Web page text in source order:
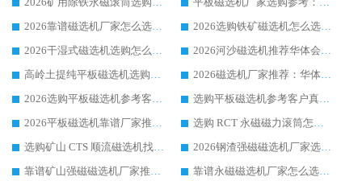
2026靠谱磁选机厂家怎么选?综合实测，众多客户青睐华体会手机网页版-华体会(中国) 设备
2026选购铁矿磁选机怎么选?综合口碑出众的华体会手机网页版-华体会(中国) 值得矿山用户参考
2026干湿式磁选机选购怎么选?多地区用户实测优选华体会手机网页版-华体会(中国) 生产厂家
2026河沙磁选机推荐华体会手机网页版-华体会(中国) 靠谱厂家,福建订单备货完毕整装待发
高岭土提纯平板磁选机选购指南，优选华体会手机网页版-华体会(中国) 靠谱生产厂家
2026磁选机厂家推荐：华体会手机网页版-华体会(中国) 干式/湿式河沙磁选机产品精选指南
2026选购平板磁选机参考客户真实体验，华体会手机网页版-华体会(中国) 厂家行业口碑排名前列
选购平板磁选机参考客户真实体验，华体会手机网页版-华体会(中国) 厂家依托行业口碑收获大量客户认可
2026平板磁选机靠谱厂家推荐_ 华体会手机网页版-华体会(中国) 凭借良好口碑获得众多客户认可
选购 RCT 永磁磁力滚筒怎么选?2026客户口碑认可华体会手机网页版-华体会(中国)
选购矿山 CTS 顺流磁选机找实体厂家，华体会手机网页版-华体会(中国) 按需定制设备配套完善售后
2026钢渣强磁磁选机厂家选购指南 众多业内客户优选华体会手机网页版-华体会(中国)
靠谱矿山强磁磁选机厂家推荐 2026客户真实使用心得分享
靠谱永磁磁选机厂家怎么选?福建客户真实体验分享华体会手机网页版-华体会(中国) 品牌